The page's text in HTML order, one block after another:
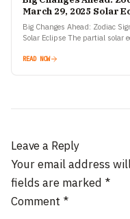
March 29, 2025 Solar
Big Changes Ahead: Zodiac
Solar Eclipse The partial solar
READ NOW
Leave a Reply
Your email address
fields are marked *
Comment *